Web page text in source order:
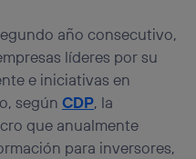
año consecutivo,
líderes por su
e iniciativas en
segúnCDP, la
que anualmente
para inversores,